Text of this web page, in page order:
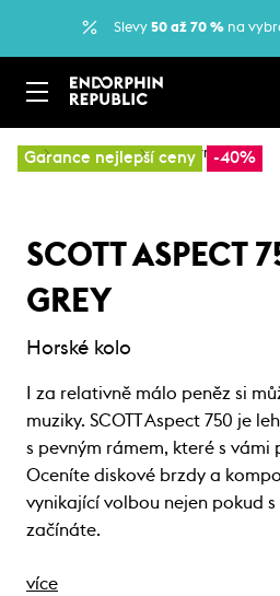
Slevy 50 až 70 % na
Garance nejlepší ceny -40%
… Horská kola Sportovní kola
SCOTT ASPECT
GREY
Horské kolo
I za relativně málo peněz si
muziky. SCOTT Aspect 750 je
s pevným rámem, které s vámi
Oceníte diskové brzdy a
vynikající volbou nejen pokud
začínáte.
více